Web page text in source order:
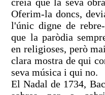
Oferim-la doncs,
l'únic digne de
que la paròdia
en religioses, però
clara mostra de qui
seva música i qui no.
El Nadal de 1734,